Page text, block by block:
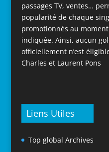
passages TV, ventes…
popularité de chaque
promotionnés au
indiquée. Ainsi, aucun
officiellement n’est
Charles et Laurent Pons
Liens Utiles
Top global Archives